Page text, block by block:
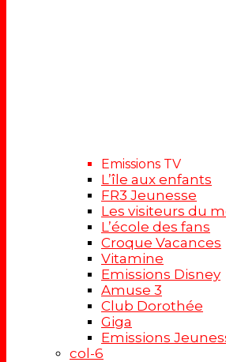
Emissions TV
L’île aux enfants
FR3 Jeunesse
Les visiteurs du
L’école des fans
Croque Vacances
Vitamine
Emissions Disney
Amuse 3
Club Dorothée
Giga
Emissions
col-6